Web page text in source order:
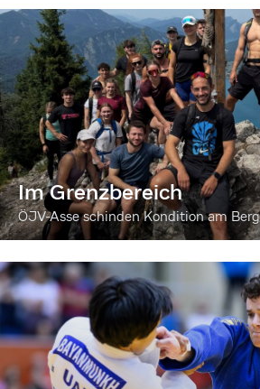
Im Grenzbereich
ÖJV-Asse schinden Kondition am Berg